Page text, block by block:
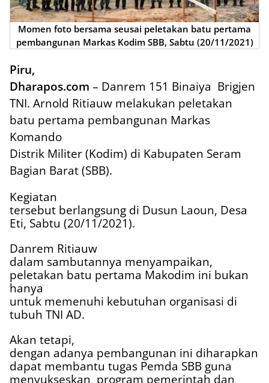
Momen foto bersama seusai peletakan batu pertama
pembangunan Markas Kodim SBB, Sabtu (20/11/2021)
Piru,
Dharapos.com – Danrem 151 Binaiya Brigjen
TNI. Arnold Ritiauw melakukan peletakan
batu pertama pembangunan Markas
Komando
Distrik Militer (Kodim) di Kabupaten Seram
Bagian Barat (SBB).
Kegiatan
tersebut berlangsung di Dusun Laoun, Desa
Eti, Sabtu (20/11/2021).
Danrem Ritiauw
dalam sambutannya menyampaikan,
peletakan batu pertama Makodim ini bukan
hanya
untuk memenuhi kebutuhan organisasi di
tubuh TNI AD.
Akan tetapi,
dengan adanya pembangunan ini diharapkan
dapat membantu tugas Pemda SBB guna
menyukseskan program pemerintah dan